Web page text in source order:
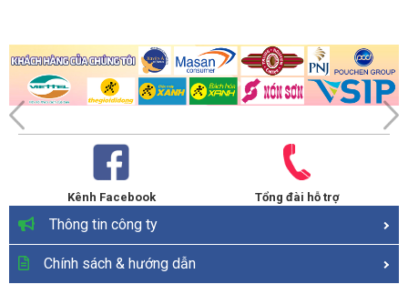
Kênh Facebook Tổng đài hỗ trợ
Thông tin công ty
Chính sách & hướng dẫn